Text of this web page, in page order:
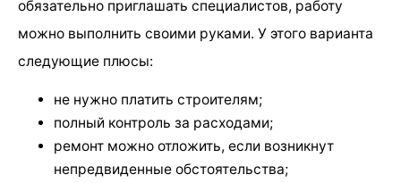
обязательно приглашать специалистов, работу
можно выполнить своими руками. У этого варианта
следующие плюсы:
не нужно платить строителям;
полный контроль за расходами;
ремонт можно отложить, если возникнут
непредвиденные обстоятельства;